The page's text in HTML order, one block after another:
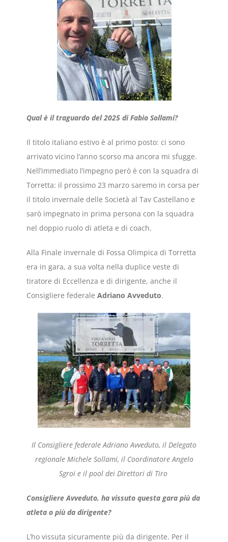
Qual è il traguardo del 2025 di Fabio Sollami?
Il titolo italiano estivo è al primo posto: ci sono
arrivato vicino l’anno scorso ma ancora mi sfugge.
Nell’immediato l’impegno però è con la squadra di
Torretta: il prossimo 23 marzo saremo in corsa per
il titolo invernale delle Società al Tav Castellano e
sarò impegnato in prima persona con la squadra
nel doppio ruolo di atleta e di coach.
Alla Finale invernale di Fossa Olimpica di Torretta
era in gara, a sua volta nella duplice veste di
tiratore di Eccellenza e di dirigente, anche il
Consigliere federaleAdriano Avveduto.
Il Consigliere federale Adriano Avveduto, il Delegato
regionale Michele Sollami, il Coordinatore Angelo
Sgroi e il pool dei Direttori di Tiro
Consigliere Avveduto, ha vissuto questa gara più da
atleta o più da dirigente?
L’ho vissuta sicuramente più da dirigente. Per il